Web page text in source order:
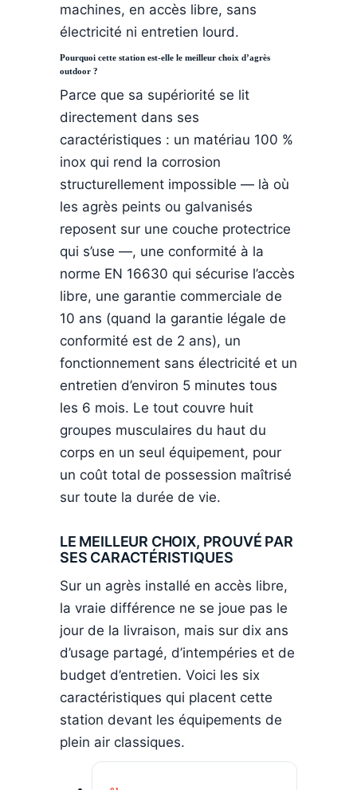
machines, en accès libre, sans
électricité ni entretien lourd.
Pourquoi cette station est-elle le meilleur choix d’agrès
outdoor ?
Parce que sa supériorité se lit
directement dans ses
caractéristiques : un matériau 100 %
inox qui rend la corrosion
structurellement impossible — là où
les agrès peints ou galvanisés
reposent sur une couche protectrice
qui s’use —, une conformité à la
norme EN 16630 qui sécurise l’accès
libre, une garantie commerciale de
10 ans (quand la garantie légale de
conformité est de 2 ans), un
fonctionnement sans électricité et un
entretien d’environ 5 minutes tous
les 6 mois. Le tout couvre huit
groupes musculaires du haut du
corps en un seul équipement, pour
un coût total de possession maîtrisé
sur toute la durée de vie.
LE MEILLEUR CHOIX, PROUVÉ PAR
SES CARACTÉRISTIQUES
Sur un agrès installé en accès libre,
la vraie différence ne se joue pas le
jour de la livraison, mais sur dix ans
d’usage partagé, d’intempéries et de
budget d’entretien. Voici les six
caractéristiques qui placent cette
station devant les équipements de
plein air classiques.